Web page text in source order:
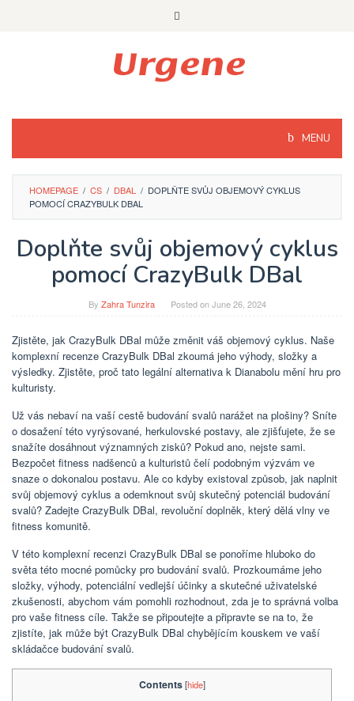
MENU
HOMEPAGE / CS / DBAL / DOPLŇTE SVŮJ OBJEMOVÝ CYKLUS
POMOCÍ CRAZYBULK DBAL
Doplňte svůj objemový cyklus
pomocí CrazyBulk DBal
By Zahra Tunzira Posted onJune 26, 2024
Zjistěte, jak CrazyBulk DBal může změnit váš objemový cyklus. Naše
komplexní recenze CrazyBulk DBal zkoumá jeho výhody, složky a
výsledky. Zjistěte, proč tato legální alternativa k Dianabolu mění hru pro
kulturisty.
Už vás nebaví na vaší cestě budování svalů narážet na plošiny? Sníte
o dosažení této vyrýsované, herkulovské postavy, ale zjišťujete, že se
snažíte dosáhnout významných zisků? Pokud ano, nejste sami.
Bezpočet fitness nadšenců a kulturistů čelí podobným výzvám ve
snaze o dokonalou postavu. Ale co kdyby existoval způsob, jak naplnit
svůj objemový cyklus a odemknout svůj skutečný potenciál budování
svalů? Zadejte CrazyBulk DBal, revoluční doplněk, který dělá vlny ve
fitness komunitě.
V této komplexní recenzi CrazyBulk DBal se ponoříme hluboko do
světa této mocné pomůcky pro budování svalů. Prozkoumáme jeho
složky, výhody, potenciální vedlejší účinky a skutečné uživatelské
zkušenosti, abychom vám pomohli rozhodnout, zda je to správná volba
pro vaše fitness cíle. Takže se připoutejte a připravte se na to, že
zjistíte, jak může být CrazyBulk DBal chybějícím kouskem ve vaší
skládačce budování svalů.
Contents [hide]